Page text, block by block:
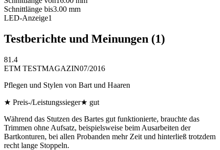
Schnittlänge bis3.00 mm
LED-Anzeige1
Testberichte und Meinungen (1)
81.4
ETM TESTMAGAZIN07/2016
Pflegen und Stylen von Bart und Haaren
★ Preis-/Leistungssieger★ gut
Während das Stutzen des Bartes gut funktionierte, brauchte das
Trimmen ohne Aufsatz, beispielsweise beim Ausarbeiten der
Bartkonturen, bei allen Probanden mehr Zeit und hinterließ trotzdem
recht lange Stoppeln.